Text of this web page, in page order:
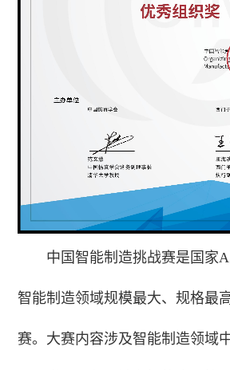
中国智能制造挑战赛是国家
智能制造领域规模最大、规格最
赛。大赛内容涉及智能制造领域